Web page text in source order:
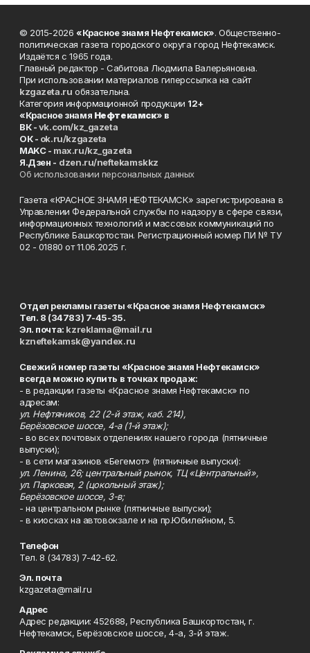
© 2015-2026 «Красное знамя Нефтекамск». Общественно-
политическая газета городского округа город Нефтекамск.
Издаётся с 1965 года.
Главный редактор - Сабитова Людмила Валерьяновна.
При использовании материалов гиперссылка на сайт
kzgazeta.ru обязательна.
Категория информационной продукции 12+
«Красное знамя Нефтекамск» в
ВК -vk.com/kz_gazeta
ОК - ok.ru/kzgazeta
MAKC - max.ru/kz_gazeta
Я.Дзен - dzen.ru/neftekamskkz
Об использовании персональных данных
Газета «КРАСНОЕ ЗНАМЯ НЕФТЕКАМСК» зарегистрирована в
Управлении Федеральной службы по надзору в сфере связи,
информационных технологий и массовых коммуникаций по
Республике Башкортостан. Регистрационный номер ПИ № ТУ
02 - 01880 от 11.06.2025 г.
Отдел рекламы газеты «Красное знамя Нефтекамск»
Тел. 8 (34783) 7-45-35.
Эл. почта: kzreklama@mail.ru
kzneftekamsk@yandex.ru
Свежий номер газеты «Красное знамя Нефтекамск»
всегда можно купить в точках продаж:
- в редакции газеты «Красное знамя Нефтекамск» по
адресам:
ул. Нефтяников, 22 (2-й этаж, каб. 214),
Берёзовское шоссе, 4-а (1-й этаж);
- во всех почтовых отделениях нашего города (пятничные
выпуски);
- в сети магазинов «Бегемот» (пятничные выпуски):
ул. Ленина, 26; центральный рынок, ТЦ «Центральный»,
ул. Парковая, 2 (цокольный этаж);
Берёзовское шоссе, 3-в;
- на центральном рынке (пятничные выпуски);
- в киосках на автовокзале и на пр.Юбилейном, 5.
Телефон
Тел. 8 (34783) 7-42-62.
Эл. почта
kzgazeta@mail.ru
Адрес
Адрес редакции: 452688, Республика Башкортостан, г.
Нефтекамск, Берёзовское шоссе, 4-а, 3-й этаж.